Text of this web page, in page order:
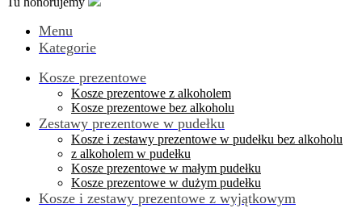
Menu
Kategorie
Kosze prezentowe
Kosze prezentowe z alkoholem
Kosze prezentowe bez alkoholu
Zestawy prezentowe w pudełku
Kosze i zestawy prezentowe w pudełku bez alkoholu
z alkoholem w pudełku
Kosze prezentowe w małym pudełku
Kosze prezentowe w dużym pudełku
Kosze i zestawy prezentowe z wyjątkowym